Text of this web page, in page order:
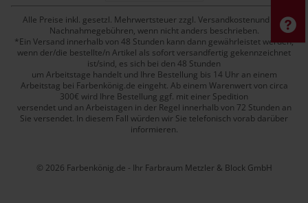
Alle Preise inkl. gesetzl. Mehrwertsteuer zzgl. Versandkostenund ggf.
Nachnahmegebühren, wenn nicht anders beschrieben.
*Ein Versand innerhalb von 48 Stunden kann dann gewährleistet werden,
wenn der/die bestellte/n Artikel als sofort versandfertig gekennzeichnet
ist/sind, es sich bei den 48 Stunden
um Arbeitstage handelt und Ihre Bestellung bis 14 Uhr an einem
Arbeitstag bei Farbenkönig.de eingeht. Ab einem Warenwert von circa
300€ wird Ihre Bestellung ggf. mit einer Spedition
versendet und an Arbeistagen in der Regel innerhalb von 72 Stunden an
Sie versendet. In diesem Fall würden wir Sie telefonisch vorab darüber
informieren.
© 2026 Farbenkönig.de - Ihr Farbraum Metzler & Block GmbH